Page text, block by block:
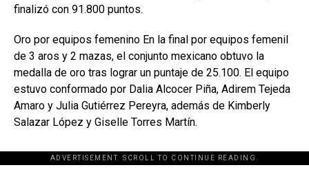
finalizó con 91.800 puntos.
Oro por equipos femenino En la final por equipos femenil
de 3 aros y 2 mazas, el conjunto mexicano obtuvo la
medalla de oro tras lograr un puntaje de 25.100. El equipo
estuvo conformado por Dalia Alcocer Piña, Adirem Tejeda
Amaro y Julia Gutiérrez Pereyra, además de Kimberly
Salazar López y Giselle Torres Martín.
ADVERTISEMENT. SCROLL TO CONTINUE READING.